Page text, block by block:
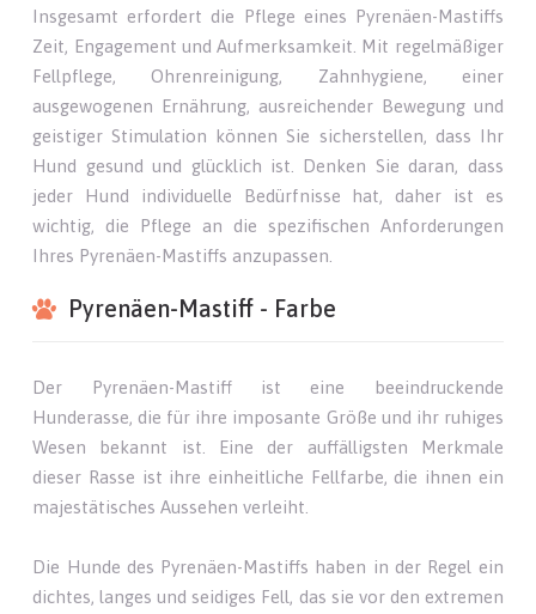
Insgesamt erfordert die Pflege eines Pyrenäen-Mastiffs
Zeit, Engagement und Aufmerksamkeit. Mit regelmäßiger
Fellpflege, Ohrenreinigung, Zahnhygiene, einer
ausgewogenen Ernährung, ausreichender Bewegung und
geistiger Stimulation können Sie sicherstellen, dass Ihr
Hund gesund und glücklich ist. Denken Sie daran, dass
jeder Hund individuelle Bedürfnisse hat, daher ist es
wichtig, die Pflege an die spezifischen Anforderungen
Ihres Pyrenäen-Mastiffs anzupassen.
Pyrenäen-Mastiff - Farbe
Der Pyrenäen-Mastiff ist eine beeindruckende
Hunderasse, die für ihre imposante Größe und ihr ruhiges
Wesen bekannt ist. Eine der auffälligsten Merkmale
dieser Rasse ist ihre einheitliche Fellfarbe, die ihnen ein
majestätisches Aussehen verleiht.
Die Hunde des Pyrenäen-Mastiffs haben in der Regel ein
dichtes, langes und seidiges Fell, das sie vor den extremen